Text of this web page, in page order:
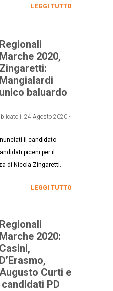
LEGGI TUTTO
Regionali
Marche 2020,
Zingaretti:
Mangialardi
unico baluardo
il 24 Agosto 2020 -
il candidato
piceni per il
di Nicola Zingaretti.
LEGGI TUTTO
Regionali
Marche 2020:
Casini,
D’Erasmo,
Augusto Curti e
PD